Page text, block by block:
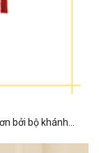
bởi bộ khánh...